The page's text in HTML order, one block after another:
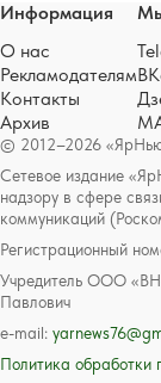
© 2012–2026
Сетевое издание
надзору в сфере
коммуникаций
Регистрационный
Учредитель ООО
Павлович
e-mail:
Политика обработки
Информация
О нас
Рекламодателям
Контакты
Архив